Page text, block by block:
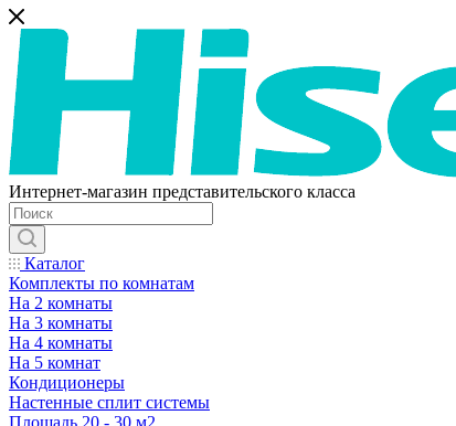
Интернет-магазин представительского класса
Каталог
Комплекты по комнатам
На 2 комнаты
На 3 комнаты
На 4 комнаты
На 5 комнат
Кондиционеры
Настенные сплит системы
Площадь 20 - 30 м2